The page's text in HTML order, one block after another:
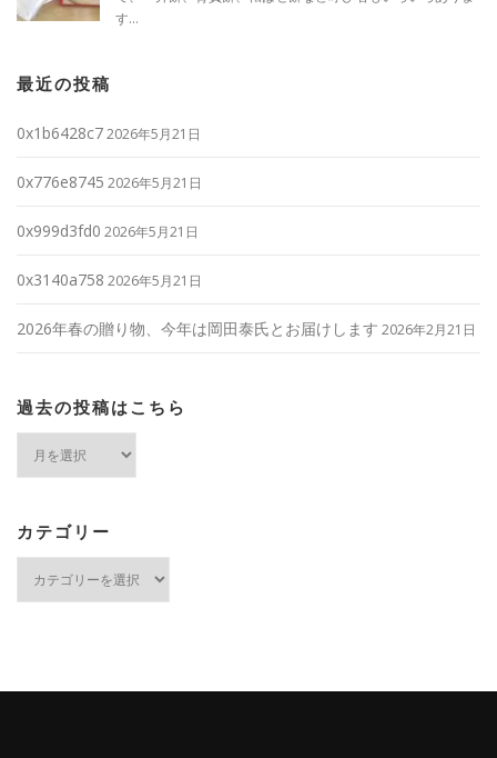
す...
最近の投稿
0x1b6428c72026年5月21日
0x776e8745 2026年5月21日
0x999d3fd0 2026年5月21日
0x3140a758 2026年5月21日
2026年春の贈り物、今年は岡田泰氏とお届けします 2026年2月21日
過去の投稿はこちら
稿
カテゴリー